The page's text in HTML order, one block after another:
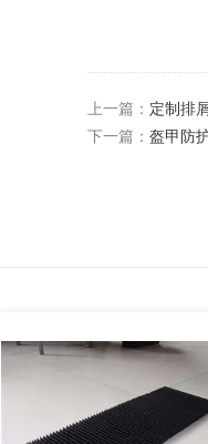
上一篇： 定制排
下一篇： 盔甲防